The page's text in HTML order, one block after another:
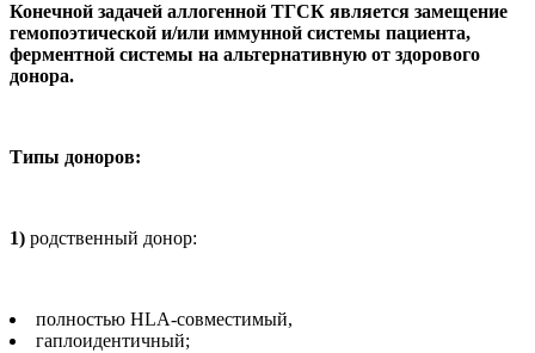
Конечной задачей аллогенной ТГСК является замещение
гемопоэтической и/или иммунной системы пациента,
ферментной системы на альтернативную от здорового
донора.
Типы доноров:
1) родственный донор:
полностью HLA-совместимый,
гаплоидентичный;